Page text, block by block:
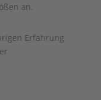
an.
Erfahrung